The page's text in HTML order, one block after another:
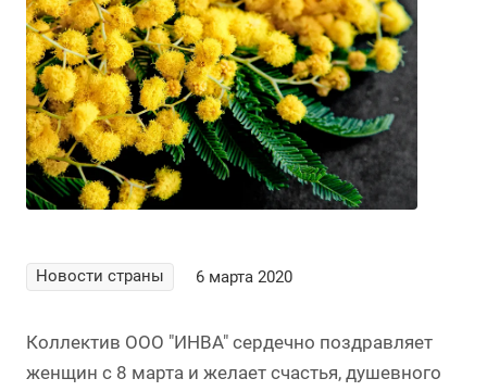
Новости страны 6 марта 2020
Коллектив ООО "ИНВА" сердечно поздравляет
женщин с 8 марта и желает счастья, душевного